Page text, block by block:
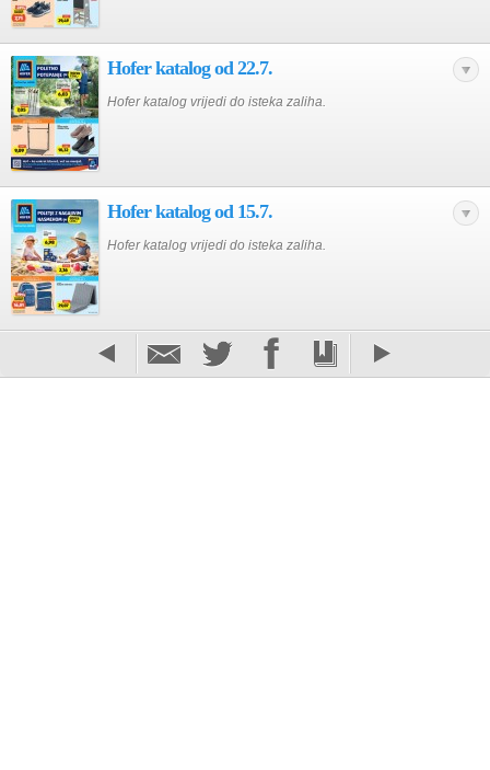
Hofer katalog od 22.7.
Hofer katalog vrijedi do isteka zaliha.
Hofer katalog od 15.7.
Hofer katalog vrijedi do isteka zaliha.